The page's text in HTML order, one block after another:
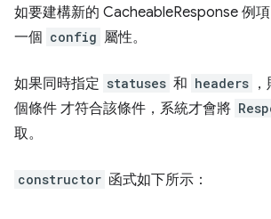
如要建構新的 CacheableResponse 例
一個 config 屬性。
如果同時指定 statuses 和 headers
個條件 才符合該條件，系統才會將
取。
constructor 函式如下所示：